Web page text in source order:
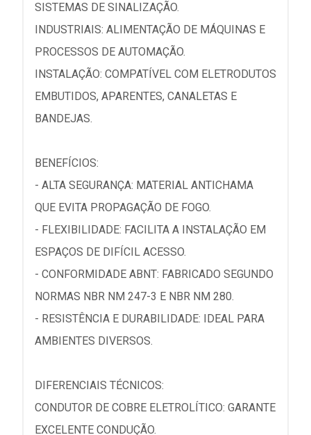
SISTEMAS DE SINALIZAÇÃO.
INDUSTRIAIS: ALIMENTAÇÃO DE MÁQUINAS E
PROCESSOS DE AUTOMAÇÃO.
INSTALAÇÃO: COMPATÍVEL COM ELETRODUTOS
EMBUTIDOS, APARENTES, CANALETAS E
BANDEJAS.
BENEFÍCIOS:
- ALTA SEGURANÇA: MATERIAL ANTICHAMA
QUE EVITA PROPAGAÇÃO DE FOGO.
- FLEXIBILIDADE: FACILITA A INSTALAÇÃO EM
ESPAÇOS DE DIFÍCIL ACESSO.
- CONFORMIDADE ABNT: FABRICADO SEGUNDO
NORMAS NBR NM 247-3 E NBR NM 280.
- RESISTÊNCIA E DURABILIDADE: IDEAL PARA
AMBIENTES DIVERSOS.
DIFERENCIAIS TÉCNICOS:
CONDUTOR DE COBRE ELETROLÍTICO: GARANTE
EXCELENTE CONDUÇÃO.